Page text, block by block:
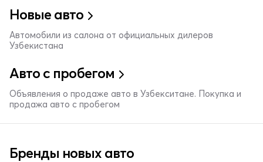
Новые авто
Автомобили из салона от официальных дилеров
Узбекистана
Авто с пробегом
Объявления о продаже авто в Узбекситане. Покупка и
продажа авто с пробегом
Бренды новых авто